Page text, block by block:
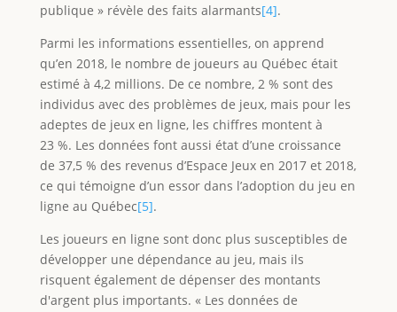
publique » révèle des faits alarmants[4].
Parmi les informations essentielles, on apprend
qu’en 2018, le nombre de joueurs au Québec était
estimé à 4,2 millions. De ce nombre, 2 % sont des
individus avec des problèmes de jeux, mais pour les
adeptes de jeux en ligne, les chiffres montent à
23 %. Les données font aussi état d’une croissance
de 37,5 % des revenus d’Espace Jeux en 2017 et 2018,
ce qui témoigne d’un essor dans l’adoption du jeu en
ligne au Québec[5].
Les joueurs en ligne sont donc plus susceptibles de
développer une dépendance au jeu, mais ils
risquent également de dépenser des montants
d'argent plus importants. « Les données de